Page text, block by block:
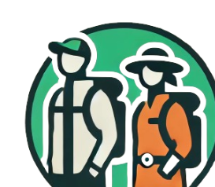
indhold